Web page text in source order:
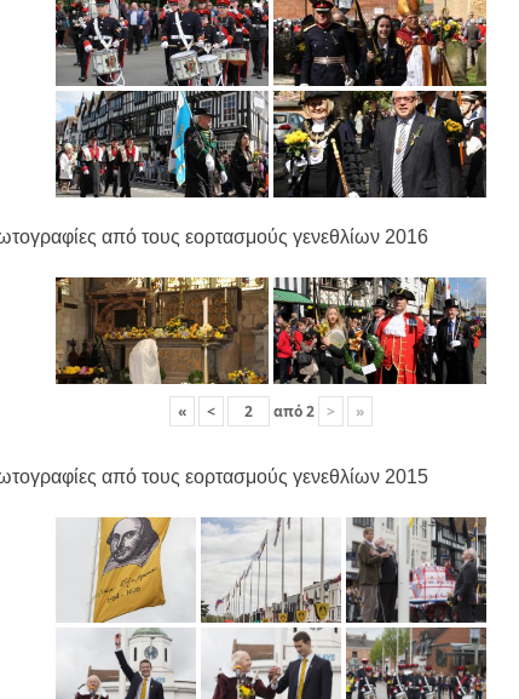
από τους εορτασμούς γενεθλίων 2016
« < από2 > »
από τους εορτασμούς γενεθλίων 2015